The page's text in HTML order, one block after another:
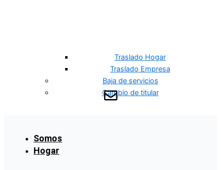
Traslado Hogar
Traslado Empresa
Baja de servicios
Cambio de titular
Somos
Hogar